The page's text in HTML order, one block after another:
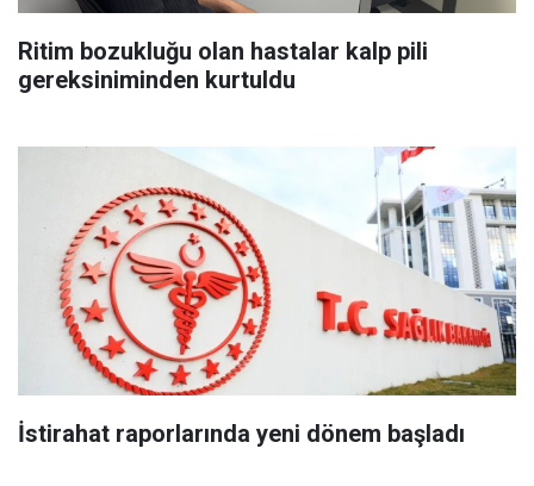
Ritim bozukluğu olan hastalar kalp pili
gereksiniminden kurtuldu
İstirahat raporlarında yeni dönem başladı